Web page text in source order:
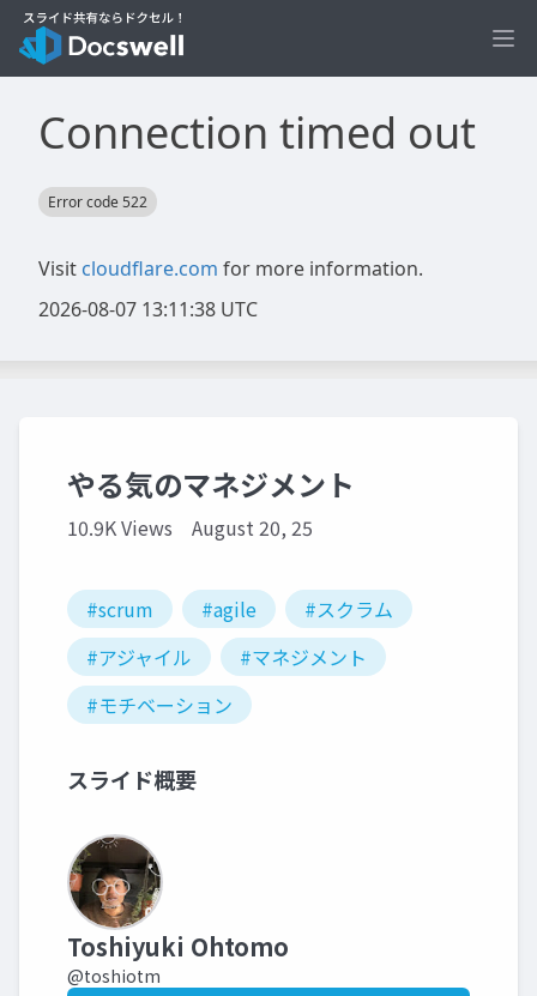
やる気のマネジメント
10.9K Views August 20, 25
#scrum #agile
#スクラム
#アジャイル
#マネジメント
#モチベーション
スライド概要
Toshiyuki Ohtomo
@toshiotm